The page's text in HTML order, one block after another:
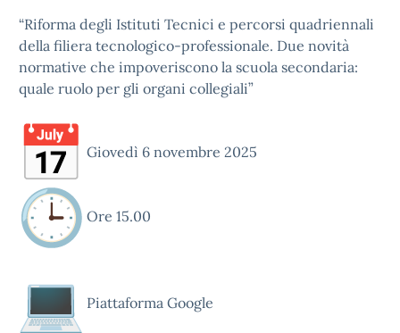
“Riforma degli Istituti Tecnici e percorsi quadriennali
della filiera tecnologico-professionale. Due novità
normative che impoveriscono la scuola secondaria:
quale ruolo per gli organi collegiali”
Giovedì 6 novembre 2025
Ore 15.00
Piattaforma Google